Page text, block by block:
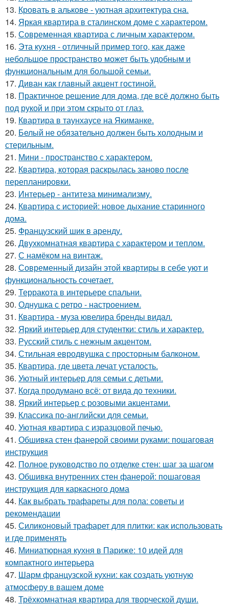
13. Кровать в алькове - уютная архитектура сна.
14. Яркая квартира в сталинском доме с характером.
15. Современная квартира с личным характером.
16. Эта кухня - отличный пример того, как даже
небольшое пространство может быть удобным и
функциональным для большой семьи.
17. Диван как главный акцент гостиной.
18. Практичное решение для дома, где всё должно быть
под рукой и при этом скрыто от глаз.
19. Квартира в таунхаусе на Якиманке.
20. Белый не обязательно должен быть холодным и
стерильным.
21. Мини - пространство с характером.
22. Квартира, которая раскрылась заново после
перепланировки.
23. Интерьер - антитеза минимализму.
24. Квартира с историей: новое дыхание старинного
дома.
25. Французский шик в аренду.
26. Двухкомнатная квартира с характером и теплом.
27. С намёком на винтаж.
28. Современный дизайн этой квартиры в себе уют и
функциональность сочетает.
29. Терракота в интерьере спальни.
30. Однушка с ретро - настроением.
31. Квартира - муза ювелира бренды видал.
32. Яркий интерьер для студентки: стиль и характер.
33. Русский стиль с нежным акцентом.
34. Стильная евродвушка с просторным балконом.
35. Квартира, где цвета лечат усталость.
36. Уютный интерьер для семьи с детьми.
37. Когда продумано всё: от вида до техники.
38. Яркий интерьер с розовыми акцентами.
39. Классика по-английски для семьи.
40. Уютная квартира с изразцовой печью.
41. Обшивка стен фанерой своими руками: пошаговая
инструкция
42. Полное руководство по отделке стен: шаг за шагом
43. Обшивка внутренних стен фанерой: пошаговая
инструкция для каркасного дома
44. Как выбрать трафареты для пола: советы и
рекомендации
45. Силиконовый трафарет для плитки: как использовать
и где применять
46. Миниатюрная кухня в Париже: 10 идей для
компактного интерьера
47. Шарм французской кухни: как создать уютную
атмосферу в вашем доме
48. Трёхкомнатная квартира для творческой души.